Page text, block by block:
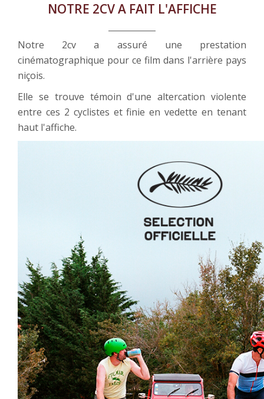
NOTRE 2CV A FAIT L'AFFICHE
Notre 2cv a assuré une prestation
cinématographique pour ce film dans l'arrière pays
niçois.
Elle se trouve témoin d'une altercation violente
entre ces 2 cyclistes et finie en vedette en tenant
haut l'affiche.